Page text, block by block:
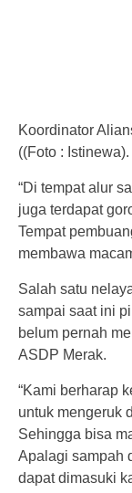
Koordinator
((Foto : Istinewa).
“Di tempat alur
juga terdapat
Tempat
membawa
Salah satu
sampai saat ini
belum pernah
ASDP Merak.
“Kami berharap
untuk mengeruk
Sehingga bisa
Apalagi sampah
dapat dimasuki